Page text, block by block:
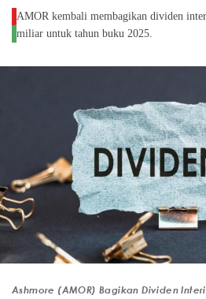
AMOR kembali membagikan dividen
miliar untuk tahun buku 2025.
Ashmore (AMOR) Bagikan Dividen